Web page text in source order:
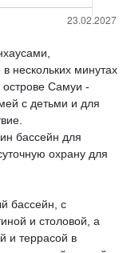
нескольких минутах
Самуи -
с детьми и для
бассейн для
охрану для
бассейн, c
и столовой, а
и террасой в